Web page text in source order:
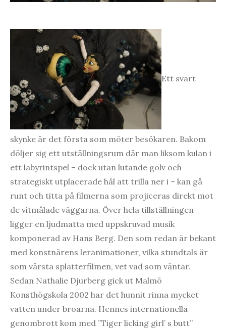
Ett svart
skynke är det första som möter besökaren. Bakom
döljer sig ett utställningsrum där man liksom kulan i
ett labyrintspel – dock utan lutande golv och
strategiskt utplacerade hål att trilla ner i – kan gå
runt och titta på filmerna som projiceras direkt mot
de vitmålade väggarna. Över hela tillställningen
ligger en ljudmatta med uppskruvad musik
komponerad av Hans Berg. Den som redan är bekant
med konstnärens leranimationer, vilka stundtals är
som värsta splatterfilmen, vet vad som väntar.
Sedan Nathalie Djurberg gick ut Malmö
Konsthögskola 2002 har det hunnit rinna mycket
vatten under broarna. Hennes internationella
genombrott kom med ”Tiger licking girl’ s butt”